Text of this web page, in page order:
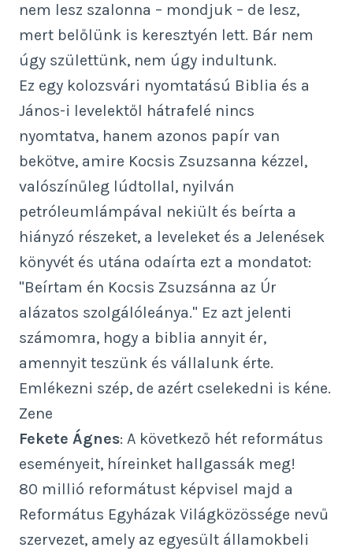
nem lesz szalonna – mondjuk – de lesz,
mert belőlünk is keresztyén lett. Bár nem
úgy születtünk, nem úgy indultunk.
Ez egy kolozsvári nyomtatású Biblia és a
János-i levelektől hátrafelé nincs
nyomtatva, hanem azonos papír van
bekötve, amire Kocsis Zsuzsanna kézzel,
valószínűleg lúdtollal, nyilván
petróleumlámpával nekiült és beírta a
hiányzó részeket, a leveleket és a Jelenések
könyvét és utána odaírta ezt a mondatot:
"Beírtam én Kocsis Zsuzsánna az Úr
alázatos szolgálóleánya." Ez azt jelenti
számomra, hogy a biblia annyit ér,
amennyit teszünk és vállalunk érte.
Emlékezni szép, de azért cselekedni is kéne.
Zene
Fekete Ágnes: A következő hét református
eseményeit, híreinket hallgassák meg!
80 millió reformátust képvisel majd a
Református Egyházak Világközössége nevű
szervezet, amely az egyesült államokbeli